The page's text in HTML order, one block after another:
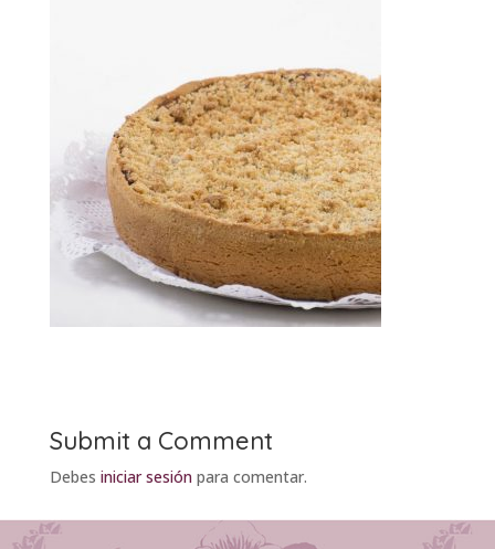
Submit a Comment
Debes iniciar sesiónpara comentar.